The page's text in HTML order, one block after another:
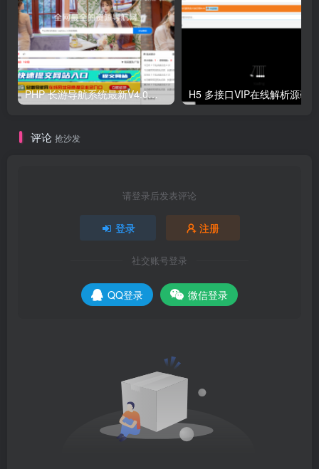
PHP 长游导航系统最新V4.0开源可运营正版 源码 H5 多接口VIP在线解析源码
评论 抢沙发
请登录后发表评论
登录 注册
社交账号登录
QQ登录 微信登录